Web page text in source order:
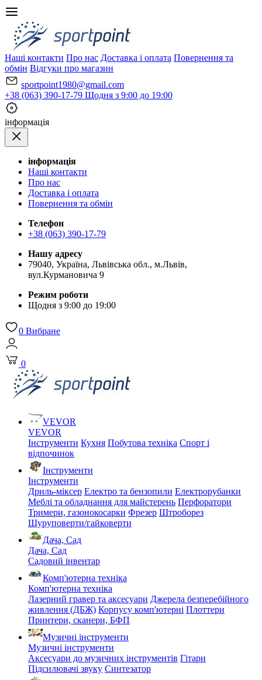
Наші контакти Про нас Доставка і оплата Повернення та
обмін Відгуки про магазин
sportpoint1980@gmail.com
+38 (063) 390-17-79 Щодня з 9:00 до 19:00
iнформація
iнформація
Наші контакти
Про нас
Доставка і оплата
Повернення та обмін
Телефон
+38 (063) 390-17-79
Нашу адресу
79040, Україна, Львівська обл., м.Львів,
вул.Курмановича 9
Режим роботи
Щодня з 9:00 до 19:00
0 Вибране
0
VEVOR
VEVOR
Інструменти Кухня Побутова техніка Спорт і
відпочинок
Інструменти
Інструменти
Дриль-міксер Електро та бензопили Електрорубанки
Меблі та обладнання для майстерень Перфоратори
Тримери, газонокосарки Фрезер Штроборез
Шуруповерти/гайковерти
Дача, Сад
Дача, Сад
Садовий інвентар
Комп'ютерна техніка
Комп'ютерна техніка
Лазерний гравер та аксесуари Джерела безперебійного
живлення (ДБЖ) Корпусу комп'ютерні Плоттери
Принтери, сканери, БФП
Музичні інструменти
Музичні інструменти
Аксесуари до музичних інструментів Гітари
Підсилювачі звуку Синтезатор